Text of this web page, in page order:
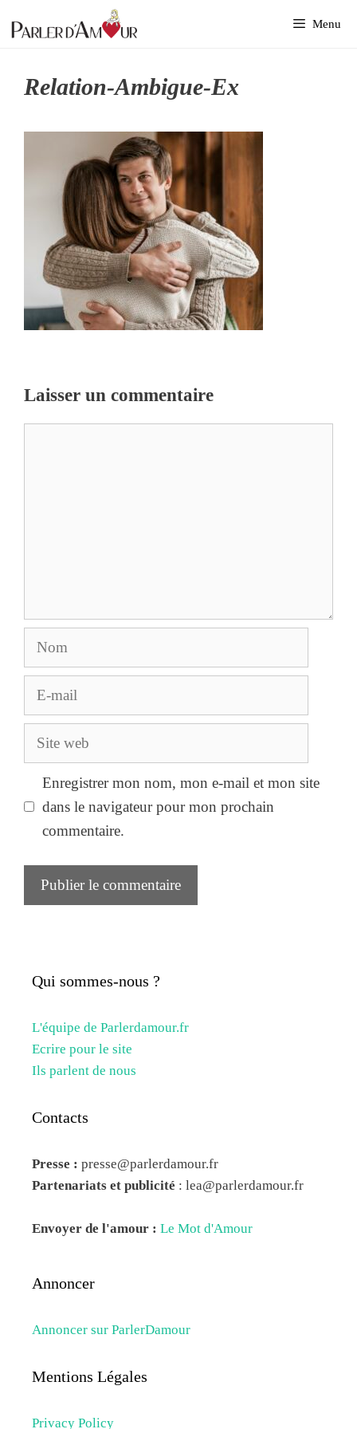
au
Menu
Relation-Ambigue-Ex
Laisser un commentaire
Nom
E-
Site
Enregistrer mon nom, mon e-mail et mon site
dans le navigateur pour mon prochain
commentaire.
Qui sommes-nous ?
L'équipe de Parlerdamour.fr
Ecrire pour le site
Ils parlent de nous
Contacts
Presse : presse@parlerdamour.fr
Partenariats et publicité : lea@parlerdamour.fr
Envoyer de l'amour : Le Mot d'Amour
Annoncer
Annoncer sur ParlerDamour
Mentions Légales
Privacy Policy